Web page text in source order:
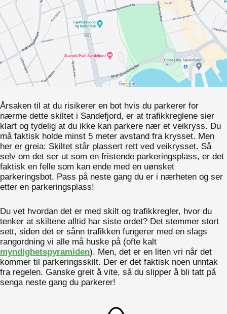
Årsaken til at du risikerer en bot hvis du parkerer for
nærme dette skiltet i Sandefjord, er at trafikkreglene sier
klart og tydelig at du ikke kan parkere nær et veikryss. Du
må faktisk holde minst 5 meter avstand fra krysset. Men
her er greia: Skiltet står plassert rett ved veikrysset. Så
selv om det ser ut som en fristende parkeringsplass, er det
faktisk en felle som kan ende med en uønsket
parkeringsbot. Pass på neste gang du er i nærheten og ser
etter en parkeringsplass!
Du vet hvordan det er med skilt og trafikkregler, hvor du
tenker at skiltene alltid har siste ordet? Det stemmer stort
sett, siden det er sånn trafikken fungerer med en slags
rangordning vi alle må huske på (ofte kalt
myndighetspyramiden). Men, det er en liten vri når det
kommer til parkeringsskilt. Der er det faktisk noen unntak
fra regelen. Ganske greit å vite, så du slipper å bli tatt på
senga neste gang du parkerer!